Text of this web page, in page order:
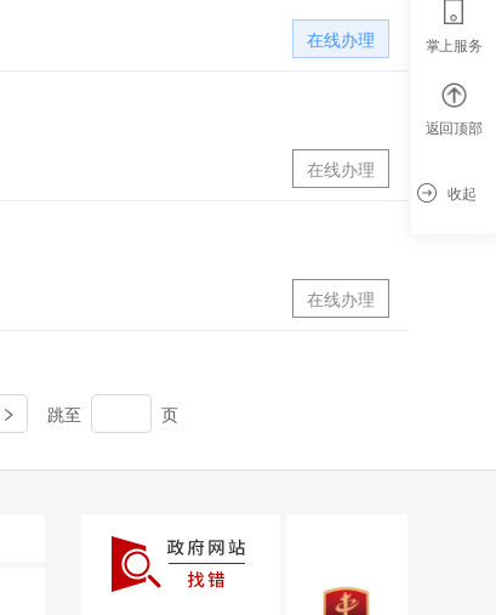
在线办理
在线办理
在线办理
跳至 页
掌上服务
返回顶部
收起